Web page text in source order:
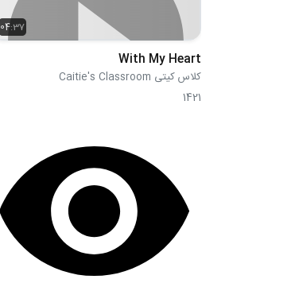
04:37
With My Heart
کلاس کیتی Caitie's Classroom
1421